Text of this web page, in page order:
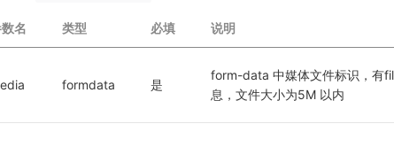
名 类型 必填 说明
formdata 是
form-data 中媒体文件标识，有
息，文件大小为5M 以内